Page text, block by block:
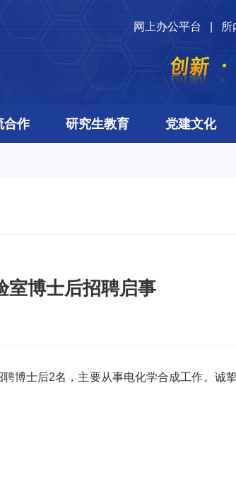
网上办公平台 所
合作 研究生教育 党建文化
室博士后招聘启事
聘博士后2名，主要从事电化学合成工作。诚